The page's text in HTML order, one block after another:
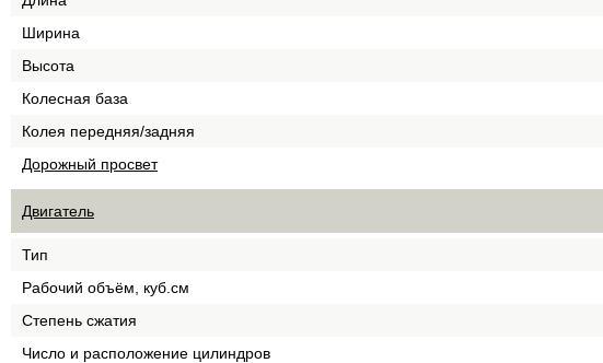
Ширина
Высота
Колесная база
Колея передняя/задняя
Дорожный просвет
Двигатель
Тип
Рабочий объём, куб.см
Степень сжатия
Число и расположение цилиндров